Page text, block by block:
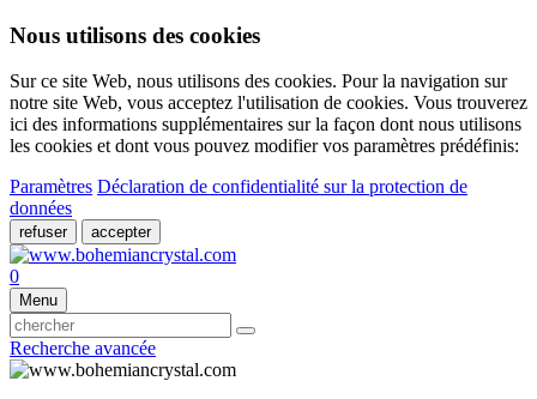
Nous utilisons des cookies
Sur ce site Web, nous utilisons des cookies. Pour la navigation sur
notre site Web, vous acceptez l'utilisation de cookies. Vous trouverez
ici des informations supplémentaires sur la façon dont nous utilisons
les cookies et dont vous pouvez modifier vos paramètres prédéfinis:
Paramètres Déclaration de confidentialité sur la protection de
données
refuser accepter
0
Menu
Recherche avancée